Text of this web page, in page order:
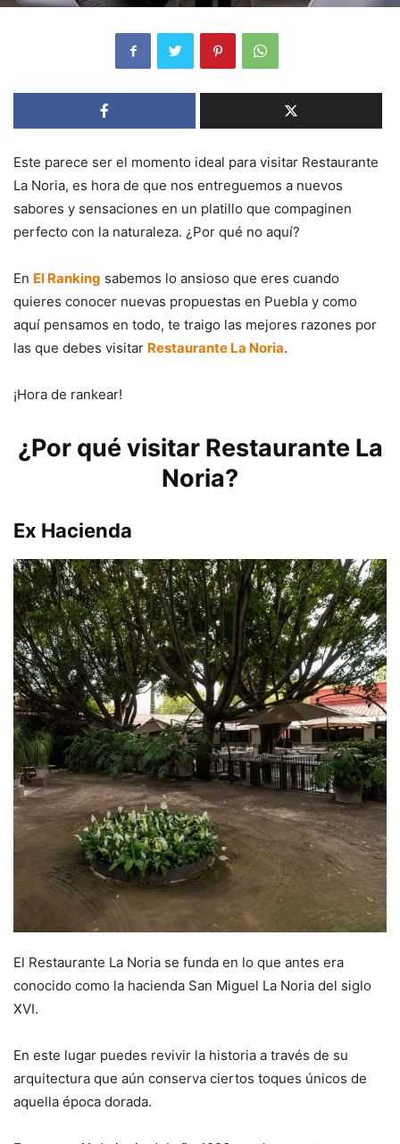
Este parece ser el momento ideal para visitar Restaurante
La Noria, es hora de que nos entreguemos a nuevos
sabores y sensaciones en un platillo que compaginen
perfecto con la naturaleza. ¿Por qué no aquí?
En El Ranking sabemos lo ansioso que eres cuando
quieres conocer nuevas propuestas en Puebla y como
aquí pensamos en todo, te traigo las mejores razones por
las que debes visitar Restaurante La Noria.
¡Hora de rankear!
¿Por qué visitar Restaurante La
Noria?
Ex Hacienda
El Restaurante La Noria se funda en lo que antes era
conocido como la hacienda San Miguel La Noria del siglo
XVI.
En este lugar puedes revivir la historia a través de su
arquitectura que aún conserva ciertos toques únicos de
aquella época dorada.